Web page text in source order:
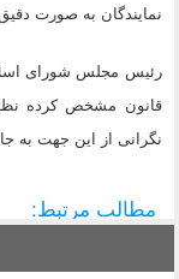
نمایندگان به صورت
رئیس مجلس شورای
قانون مشخص کرده
نگرانی از این جهت به
مطالب مرتبط: